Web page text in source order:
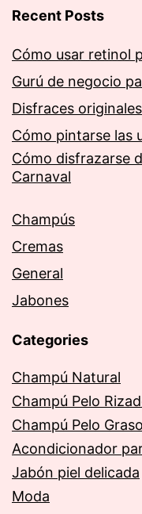
Recent Posts
Cómo usar retinol
Gurú de negocio
Disfraces originales
Cómo pintarse las
Cómo disfrazarse
Carnaval
Champús
Cremas
General
Jabones
Categories
Champú Natural
Champú Pelo
Champú Pelo Graso
Acondicionador
Jabón piel delicada
Moda